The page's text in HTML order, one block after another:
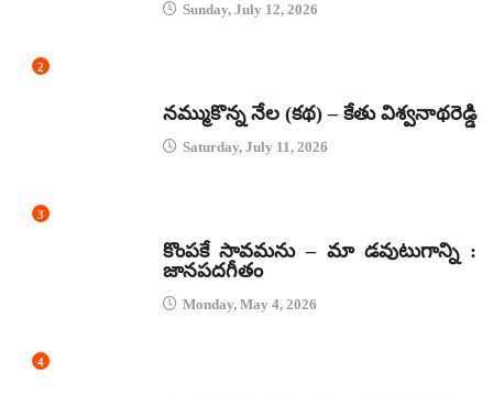
Sunday, July 12, 2026
2
నమ్ముకొన్న నేల (కథ) – కేతు విశ్వనాథరెడ్డి
Saturday, July 11, 2026
3
కొంపకే సావమను – మా డవుటుగాన్ని :
జానపదగీతం
Monday, May 4, 2026
4